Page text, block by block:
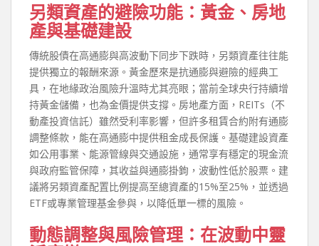
另類資產的避險功能：黃金、房地
產與基礎建設
傳統股債在高通膨與高波動下同步下跌時，另類資產往往能
提供獨立的報酬來源。黃金歷來是抗通膨與避險的經典工
具，在地緣政治風險升溫時尤其亮眼；當前全球央行持續增
持黃金儲備，也為金價提供支撐。房地產方面，REITs（不
動產投資信託）雖然受利率影響，但許多租賃合約附有通膨
調整條款，能在高通膨中提供租金成長保護。基礎建設資產
如公用事業、能源管線與交通設施，通常享有穩定的現金流
與政府監管保障，其收益與通膨掛鉤，波動性低於股票。建
議將另類資產配置比例提高至總資產的15%至25%，並透過
ETF或專業管理基金參與，以降低單一標的風險。
動態調整與風險管理：在波動中靈